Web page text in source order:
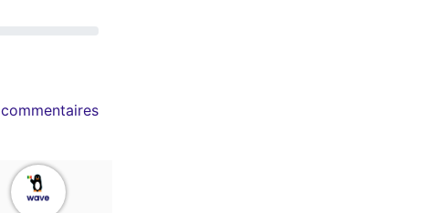
commentaires